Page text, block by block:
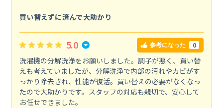
買い替えずに済んで大助かり
5.0 参考になった 0
洗濯機の分解洗浄をお願いしました。調子が悪く、買い替
えも考えていましたが、分解洗浄で内部の汚れやカビがす
っかり除去され、性能が復活。買い替えの必要がなくなっ
たので大助かりです。スタッフの対応も親切で、安心して
お任せできました。